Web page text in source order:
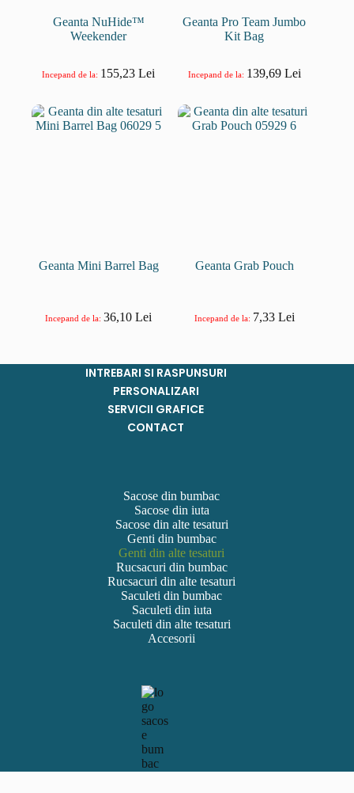
Geanta NuHide™
Weekender
Incepand de la: 155,23Lei
Geanta Pro Team Jumbo
Kit Bag
Incepand de la: 139,69 Lei
Geanta Mini Barrel Bag
Incepand de la:36,10Lei
Geanta Grab Pouch
Incepand de la: 7,33 Lei
INTREBARI SI RASPUNSURI
PERSONALIZARI
SERVICII GRAFICE
CONTACT
Sacose din bumbac
Sacose din iuta
Sacose din alte tesaturi
Genti din bumbac
Genti din alte tesaturi
Rucsacuri din bumbac
Rucsacuri din alte tesaturi
Saculeti din bumbac
Saculeti din iuta
Saculeti din alte tesaturi
Accesorii